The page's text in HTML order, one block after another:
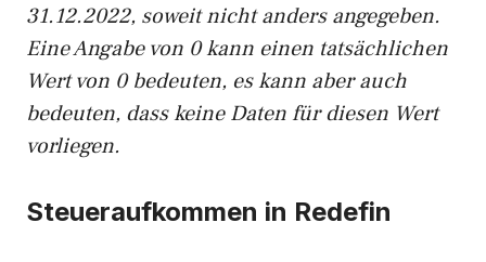
31.12.2022, soweit nicht anders angegeben.
Eine Angabe von 0 kann einen tatsächlichen
Wert von 0 bedeuten, es kann aber auch
bedeuten, dass keine Daten für diesen Wert
vorliegen.
Steueraufkommen in Redefin